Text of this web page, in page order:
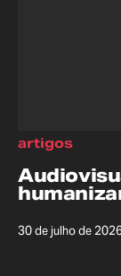
30 de julho de
artigos